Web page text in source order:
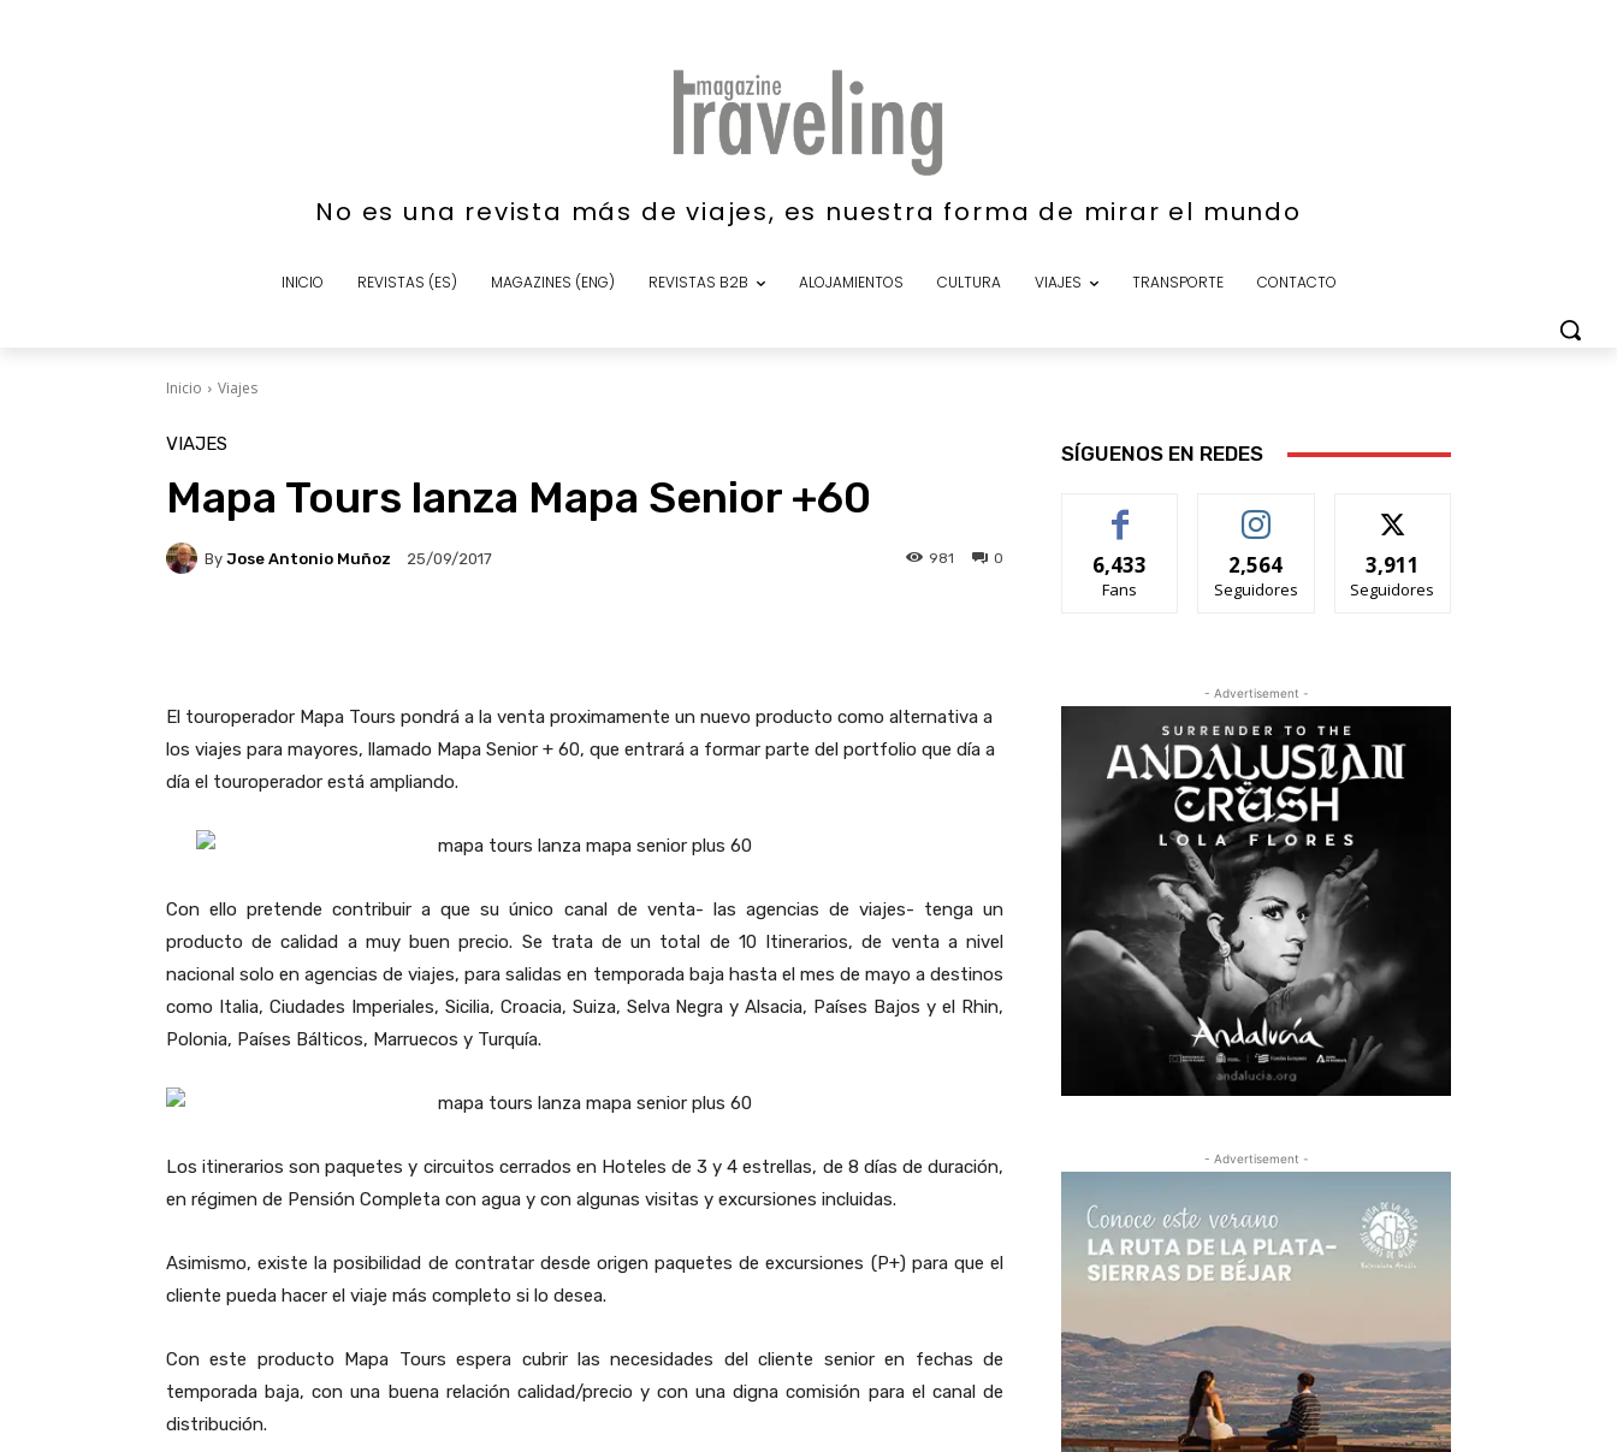
No es una revista más de viajes, es nuestra forma de mirar el mundo
INICIO REVISTAS (ES) MAGAZINES (ENG) REVISTAS B2B ALOJAMIENTOS CULTURA VIAJES TRANSPORTE CONTACTO
Inicio Viajes
VIAJES
Mapa Tours lanza Mapa Senior +60
By Jose Antonio Muñoz 25/09/2017 0
981
El touroperador Mapa Tours pondrá a la venta proximamente un nuevo producto como alternativa a
los viajes para mayores, llamado Mapa Senior + 60, que entrará a formar parte del portfolio que día a
día el touroperador está ampliando.
Con ello pretende contribuir a que su único canal de venta- las agencias de viajes- tenga un
producto de calidad a muy buen precio. Se trata de un total de 10 Itinerarios, de venta a nivel
nacional solo en agencias de viajes, para salidas en temporada baja hasta el mes de mayo a destinos
como Italia, Ciudades Imperiales, Sicilia, Croacia, Suiza, Selva Negra y Alsacia, Países Bajos y el Rhin,
Polonia, Países Bálticos, Marruecos y Turquía.
Los itinerarios son paquetes y circuitos cerrados en Hoteles de 3 y 4 estrellas, de 8 días de duración,
en régimen de Pensión Completa con agua y con algunas visitas y excursiones incluidas.
Asimismo, existe la posibilidad de contratar desde origen paquetes de excursiones (P+) para que el
cliente pueda hacer el viaje más completo si lo desea.
Con este producto Mapa Tours espera cubrir las necesidades del cliente senior en fechas de
temporada baja, con una buena relación calidad/precio y con una digna comisión para el canal de
distribución.
SÍGUENOS EN REDES
6,433
Fans
2,564
Seguidores
3,911
Seguidores
- Advertisement -
- Advertisement -